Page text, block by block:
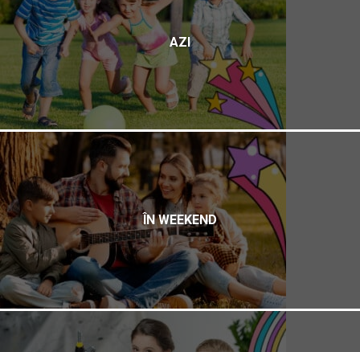
AZI
ÎN WEEKEND